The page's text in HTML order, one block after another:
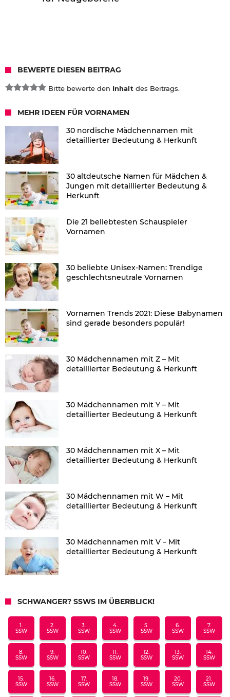
BEWERTE DIESEN BEITRAG
Bitte bewerte den Inhalt des Beitrags.
MEHR IDEEN FÜR VORNAMEN
30 nordische Mädchennamen mit
detaillierter Bedeutung & Herkunft
30 altdeutsche Namen für Mädchen &
Jungen mit detaillierter Bedeutung &
Herkunft
Die 21 beliebtesten Schauspieler
Vornamen
30 beliebte Unisex-Namen: Trendige
geschlechtsneutrale Vornamen
Vornamen Trends 2021: Diese Babynamen
sind gerade besonders populär!
30 Mädchennamen mit Z – Mit
detaillierter Bedeutung & Herkunft
30 Mädchennamen mit Y – Mit
detaillierter Bedeutung & Herkunft
30 Mädchennamen mit X – Mit
detaillierter Bedeutung & Herkunft
30 Mädchennamen mit W – Mit
detaillierter Bedeutung & Herkunft
30 Mädchennamen mit V – Mit
detaillierter Bedeutung & Herkunft
SCHWANGER? SSWS IM ÜBERBLICK!
1.
SSW
2.
SSW
3.
SSW
4.
SSW
5.
SSW
6.
SSW
7.
SSW
8.
SSW
9.
SSW
10.
SSW
11.
SSW
12.
SSW
13.
SSW
14.
SSW
15.
SSW
16.
SSW
17.
SSW
18.
SSW
19.
SSW
20.
SSW
21.
SSW